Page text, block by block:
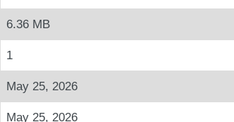
6.36 MB
1
May 25, 2026
May 25, 2026